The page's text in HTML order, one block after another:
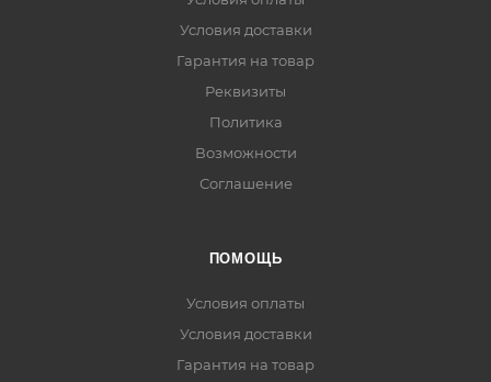
Условия доставки
Гарантия на товар
Реквизиты
Политика
Возможности
Соглашение
ПОМОЩЬ
Условия оплаты
Условия доставки
Гарантия на товар